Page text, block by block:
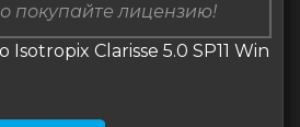
покупайте лицензию!
Isotropix Clarisse 5.0 SP11 Win